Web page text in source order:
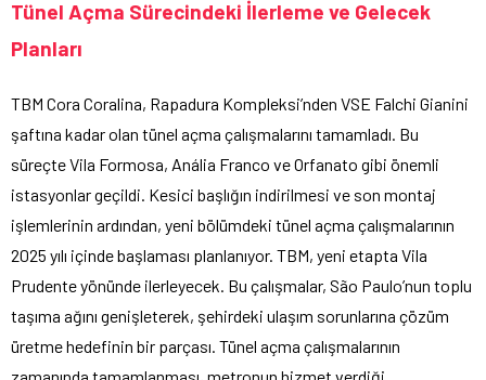
Tünel Açma Sürecindeki İlerleme ve Gelecek
Planları
TBM Cora Coralina, Rapadura Kompleksi’nden VSE Falchi Gianini
şaftına kadar olan tünel açma çalışmalarını tamamladı. Bu
süreçte Vila Formosa, Anália Franco ve Orfanato gibi önemli
istasyonlar geçildi. Kesici başlığın indirilmesi ve son montaj
işlemlerinin ardından, yeni bölümdeki tünel açma çalışmalarının
2025 yılı içinde başlaması planlanıyor. TBM, yeni etapta Vila
Prudente yönünde ilerleyecek. Bu çalışmalar, São Paulo’nun toplu
taşıma ağını genişleterek, şehirdeki ulaşım sorunlarına çözüm
üretme hedefinin bir parçası. Tünel açma çalışmalarının